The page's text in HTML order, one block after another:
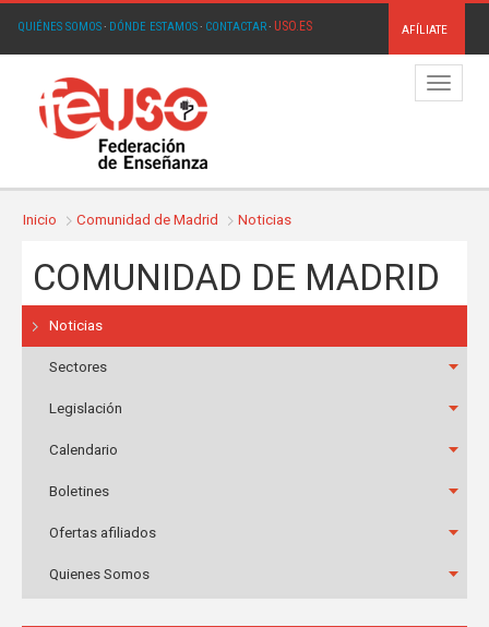
QUIÉNES SOMOS· DÓNDE ESTAMOS· CONTACTAR· USO.ES AFÍLIATE
Menú
Inicio Comunidad de Madrid Noticias
COMUNIDAD DE MADRID
Noticias
Sectores
Legislación
Calendario
Boletines
Ofertas afiliados
Quienes Somos